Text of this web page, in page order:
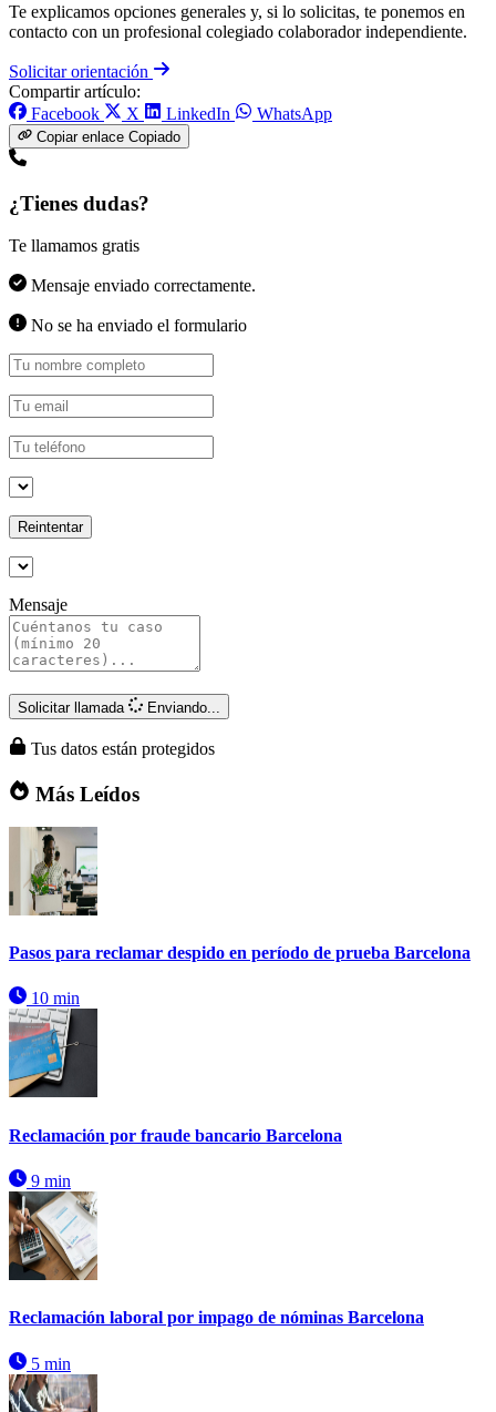
Te explicamos opciones generales y, si lo solicitas, te ponemos en
contacto con un profesional colegiado colaborador independiente.
Solicitar orientación
Compartir artículo:
Facebook
X LinkedIn WhatsApp
Copiar enlace Copiado
¿Tienes dudas?
Te llamamos gratis
Mensaje enviado correctamente.
No se ha enviado el formulario
Reintentar
Mensaje
Solicitar llamada Enviando...
Tus datos están protegidos
Más Leídos
Pasos para reclamar despido en período de prueba Barcelona
10 min
Reclamación por fraude bancario Barcelona
9 min
Reclamación laboral por impago de nóminas Barcelona
5 min